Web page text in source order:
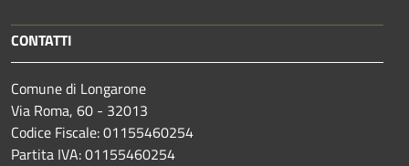
CONTATTI
Comune di Longarone
Via Roma, 60 - 32013
Codice Fiscale: 01155460254
Partita IVA: 01155460254